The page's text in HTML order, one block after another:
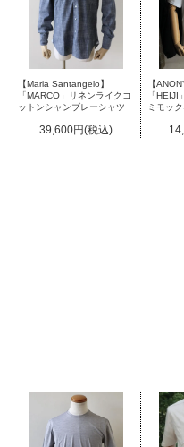
【Maria Santangelo】
「MARCO」リネンライクコ
ットンシャンブレーシャツ
39,600円(税込)
【
「HEIJI
ミモッ